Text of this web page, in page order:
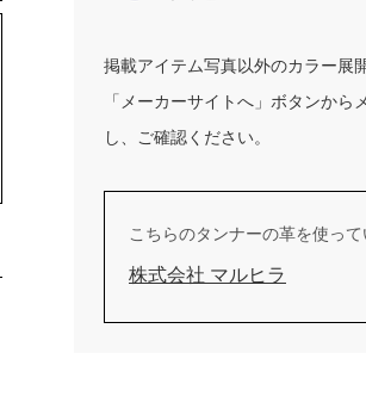
掲載アイテム写真以外のカラー展
「メーカーサイトへ」ボタンか
し、ご確認ください。
こちらのタンナーの革を使って
株式会社 マルヒラ